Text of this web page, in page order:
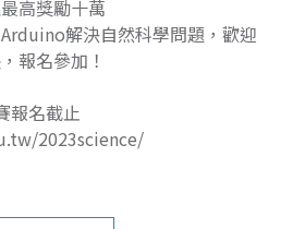
高獎勵十萬
解決自然科學問題，歡迎
報名參加！
報名截止
2023science/